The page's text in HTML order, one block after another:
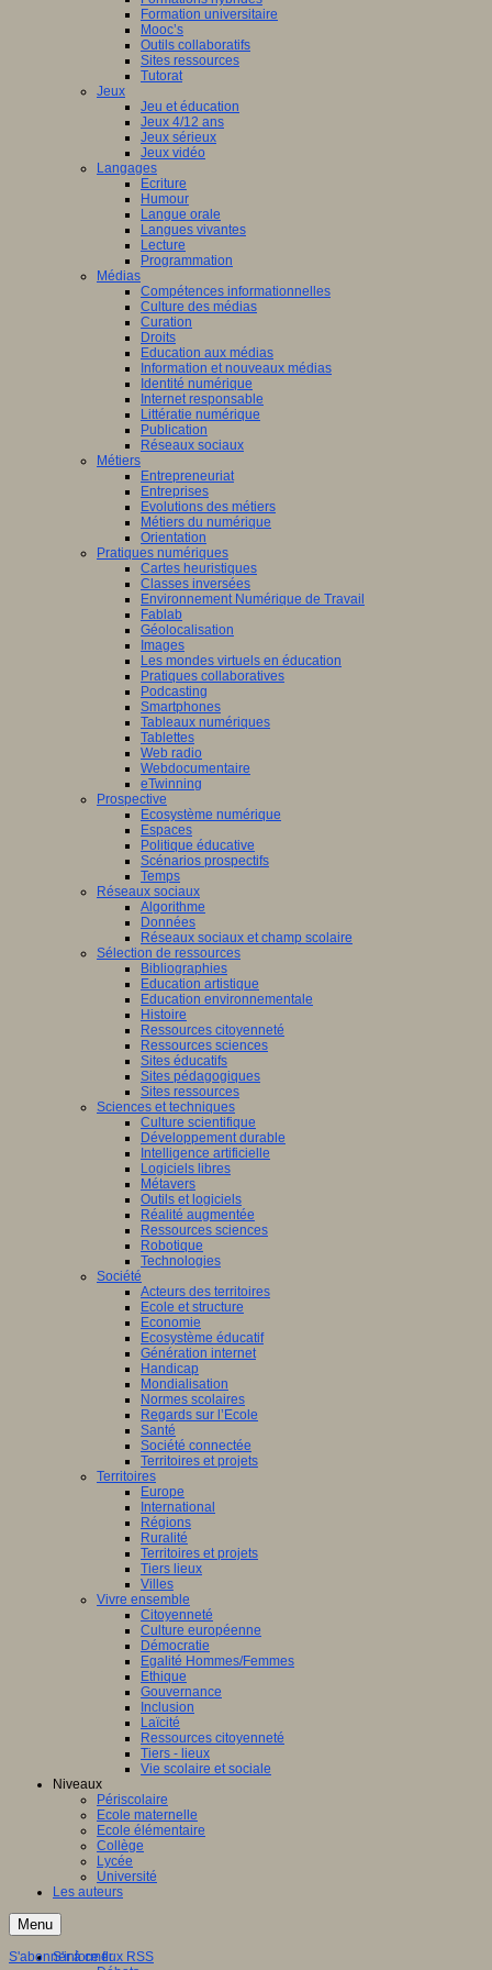
Formation universitaire
Mooc’s
Outils collaboratifs
Sites ressources
Tutorat
Jeux
Jeu et éducation
Jeux 4/12 ans
Jeux sérieux
Jeux vidéo
Langages
Ecriture
Humour
Langue orale
Langues vivantes
Lecture
Programmation
Médias
Compétences informationnelles
Culture des médias
Curation
Droits
Education aux médias
Information et nouveaux médias
Identité numérique
Internet responsable
Littératie numérique
Publication
Réseaux sociaux
Métiers
Entrepreneuriat
Entreprises
Evolutions des métiers
Métiers du numérique
Orientation
Pratiques numériques
Cartes heuristiques
Classes inversées
Environnement Numérique de Travail
Fablab
Géolocalisation
Images
Les mondes virtuels en éducation
Pratiques collaboratives
Podcasting
Smartphones
Tableaux numériques
Tablettes
Web radio
Webdocumentaire
eTwinning
Prospective
Ecosystème numérique
Espaces
Politique éducative
Scénarios prospectifs
Temps
Réseaux sociaux
Algorithme
Données
Réseaux sociaux et champ scolaire
Sélection de ressources
Bibliographies
Education artistique
Education environnementale
Histoire
Ressources citoyenneté
Ressources sciences
Sites éducatifs
Sites pédagogiques
Sites ressources
Sciences et techniques
Culture scientifique
Développement durable
Intelligence artificielle
Logiciels libres
Métavers
Outils et logiciels
Réalité augmentée
Ressources sciences
Robotique
Technologies
Société
Acteurs des territoires
Ecole et structure
Economie
Ecosystème éducatif
Génération internet
Handicap
Mondialisation
Normes scolaires
Regards sur l’Ecole
Santé
Société connectée
Territoires et projets
Territoires
Europe
International
Régions
Ruralité
Territoires et projets
Tiers lieux
Villes
Vivre ensemble
Citoyenneté
Culture européenne
Démocratie
Egalité Hommes/Femmes
Ethique
Gouvernance
Inclusion
Laïcité
Ressources citoyenneté
Tiers - lieux
Vie scolaire et sociale
Niveaux
Périscolaire
Ecole maternelle
Ecole élémentaire
Collège
Lycée
Université
Les auteurs
Menu
S'informer
S'abonner à ce flux RSS